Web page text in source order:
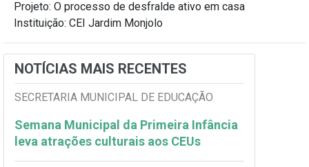
Projeto: O processo de desfralde ativo em casa
Instituição: CEI Jardim Monjolo
NOTÍCIAS MAIS RECENTES
SECRETARIA MUNICIPAL DE EDUCAÇÃO
Semana Municipal da Primeira Infância
leva atrações culturais aos CEUs